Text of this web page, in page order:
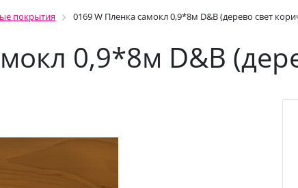
покрытия 0169 W Пленка самокл 0,9*8м D&B (дерево свет
0,9*8м D&B